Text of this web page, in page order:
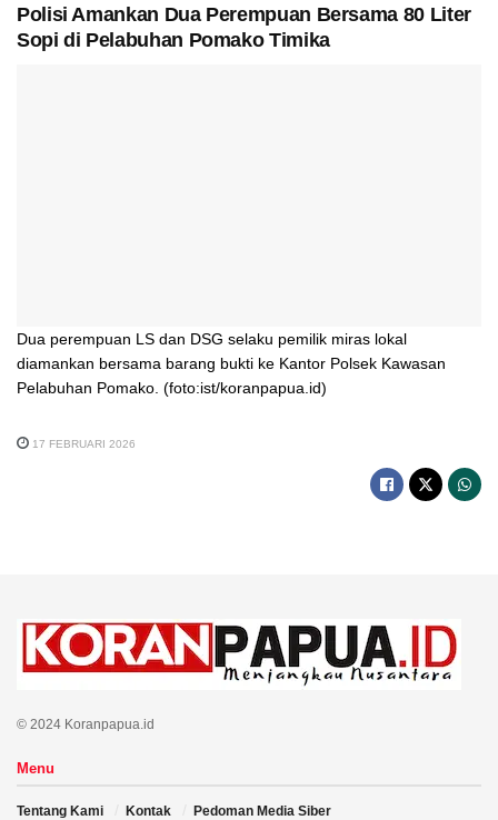
Polisi Amankan Dua Perempuan Bersama 80 Liter
Sopi di Pelabuhan Pomako Timika
Dua perempuan LS dan DSG selaku pemilik miras lokal
diamankan bersama barang bukti ke Kantor Polsek Kawasan
Pelabuhan Pomako. (foto:ist/koranpapua.id)
17 FEBRUARI 2026
© 2024 Koranpapua.id
Menu
Tentang Kami Kontak Pedoman Media Siber